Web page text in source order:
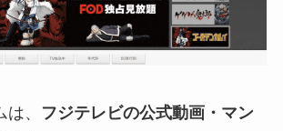
、
フジテレビの公式動画・マン